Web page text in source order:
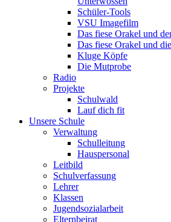
Schüler-Tools
VSU Imagefilm
Das fiese Orakel und
Das fiese Orakel und
Kluge Köpfe
Die Mutprobe
Radio
Projekte
Schulwald
Lauf dich fit
Unsere Schule
Verwaltung
Schulleitung
Hauspersonal
Leitbild
Schulverfassung
Lehrer
Klassen
Jugendsozialarbeit
Elternbeirat